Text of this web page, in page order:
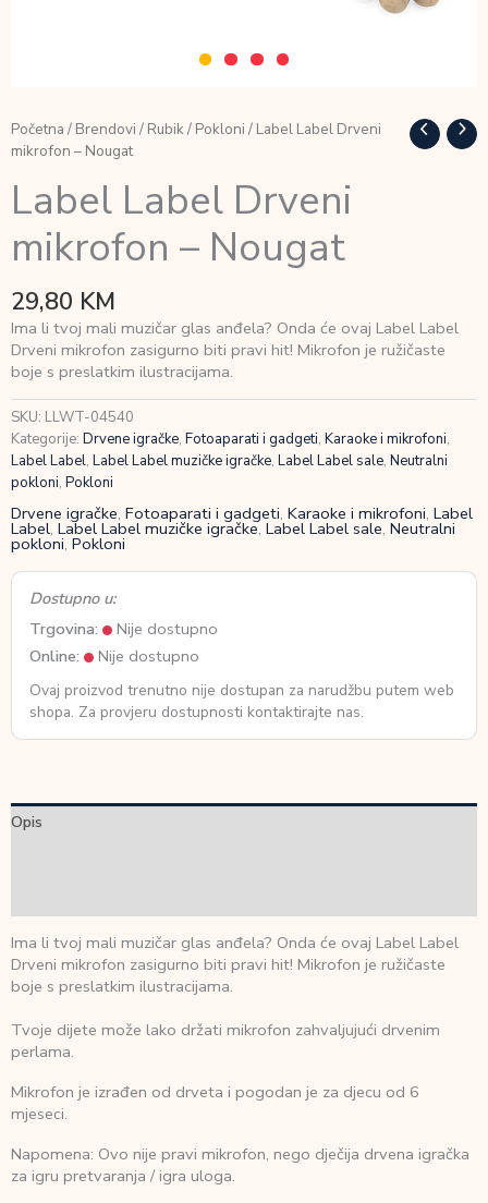
Početna / Brendovi / Rubik/ Pokloni / Label Label Drveni
mikrofon – Nougat
Label Label Drveni
mikrofon – Nougat
29,80 KM
Ima li tvoj mali muzičar glas anđela? Onda će ovaj Label Label
Drveni mikrofon zasigurno biti pravi hit! Mikrofon je ružičaste
boje s preslatkim ilustracijama.
SKU: LLWT-04540
Kategorije: Drvene igračke, Fotoaparati i gadgeti, Karaoke i mikrofoni,
Label Label, Label Label muzičke igračke, Label Label sale, Neutralni
pokloni, Pokloni
Drvene igračke, Fotoaparati i gadgeti, Karaoke i mikrofoni, Label
Label, Label Label muzičke igračke, Label Label sale, Neutralni
pokloni, Pokloni
Dostupno u:
Trgovina:
Nije dostupno
Online:
Nije dostupno
Ovaj proizvod trenutno nije dostupan za narudžbu putem web
shopa. Za provjeru dostupnosti kontaktirajte nas.
Opis
Ima li tvoj mali muzičar glas anđela? Onda će ovaj Label Label
Drveni mikrofon zasigurno biti pravi hit! Mikrofon je ružičaste
boje s preslatkim ilustracijama.
Tvoje dijete može lako držati mikrofon zahvaljujući drvenim
perlama.
Mikrofon je izrađen od drveta i pogodan je za djecu od 6
mjeseci.
Napomena: Ovo nije pravi mikrofon, nego dječija drvena igračka
za igru pretvaranja / igra uloga.